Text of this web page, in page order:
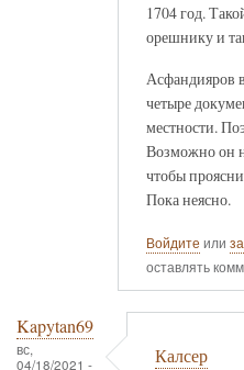
1704 год.
орешнику и
Асфандияров
четыре
местности.
Возможно он
чтобы
Пока неясно.
Войдите или
оставлять
Kapytan69
вс,
04/18/2021 -
Калсер